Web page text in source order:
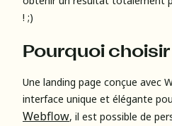
! ;)
Pourquoi
Une landing page conçue avec
interface unique et élégante
Webflow, il est possible de